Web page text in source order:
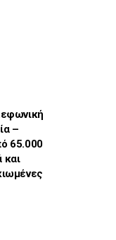
–
65.000